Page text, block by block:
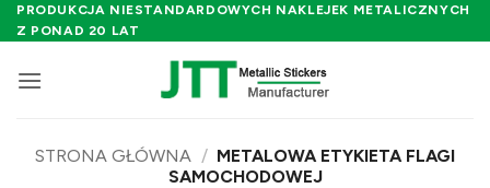
Przewiń
do
PRODUKCJA NIESTANDARDOWYCH NAKLEJEK METALICZNYCH
Z PONAD 20 LAT
STRONA GŁÓWNA / METALOWA ETYKIETA FLAGI
SAMOCHODOWEJ